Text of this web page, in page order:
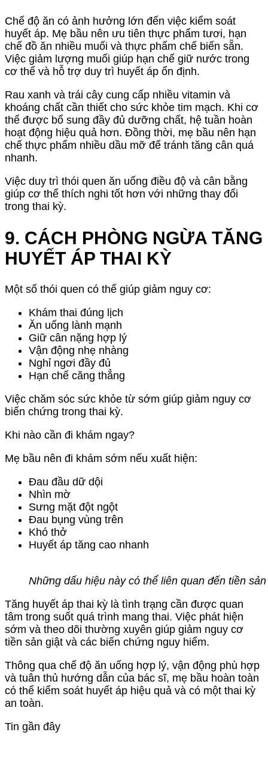
Chế độ ăn có ảnh hưởng lớn đến việc kiểm soát
huyết áp. Mẹ bầu nên ưu tiên thực phẩm tươi, hạn
chế đồ ăn nhiều muối và thực phẩm chế biến sẵn.
Việc giảm lượng muối giúp hạn chế giữ nước trong
cơ thể và hỗ trợ duy trì huyết áp ổn định.
Rau xanh và trái cây cung cấp nhiều vitamin và
khoáng chất cần thiết cho sức khỏe tim mạch. Khi cơ
thể được bổ sung đầy đủ dưỡng chất, hệ tuần hoàn
hoạt động hiệu quả hơn. Đồng thời, mẹ bầu nên hạn
chế thực phẩm nhiều dầu mỡ để tránh tăng cân quá
nhanh.
Việc duy trì thói quen ăn uống điều độ và cân bằng
giúp cơ thể thích nghi tốt hơn với những thay đổi
trong thai kỳ.
9. CÁCH PHÒNG NGỪA TĂNG
HUYẾT ÁP THAI KỲ
Một số thói quen có thể giúp giảm nguy cơ:
Khám thai đúng lịch
Ăn uống lành mạnh
Giữ cân nặng hợp lý
Vận động nhẹ nhàng
Nghỉ ngơi đầy đủ
Hạn chế căng thẳng
Việc chăm sóc sức khỏe từ sớm giúp giảm nguy cơ
biến chứng trong thai kỳ.
Khi nào cần đi khám ngay?
Mẹ bầu nên đi khám sớm nếu xuất hiện:
Đau đầu dữ dội
Nhìn mờ
Sưng mặt đột ngột
Đau bụng vùng trên
Khó thở
Huyết áp tăng cao nhanh
Những dấu hiệu này có thể liên quan đến tiền
Tăng huyết áp thai kỳ là tình trạng cần được quan
tâm trong suốt quá trình mang thai. Việc phát hiện
sớm và theo dõi thường xuyên giúp giảm nguy cơ
tiền sản giật và các biến chứng nguy hiểm.
Thông qua chế độ ăn uống hợp lý, vận động phù hợp
và tuân thủ hướng dẫn của bác sĩ, mẹ bầu hoàn toàn
có thể kiểm soát huyết áp hiệu quả và có một thai kỳ
an toàn.
Tin gần đây